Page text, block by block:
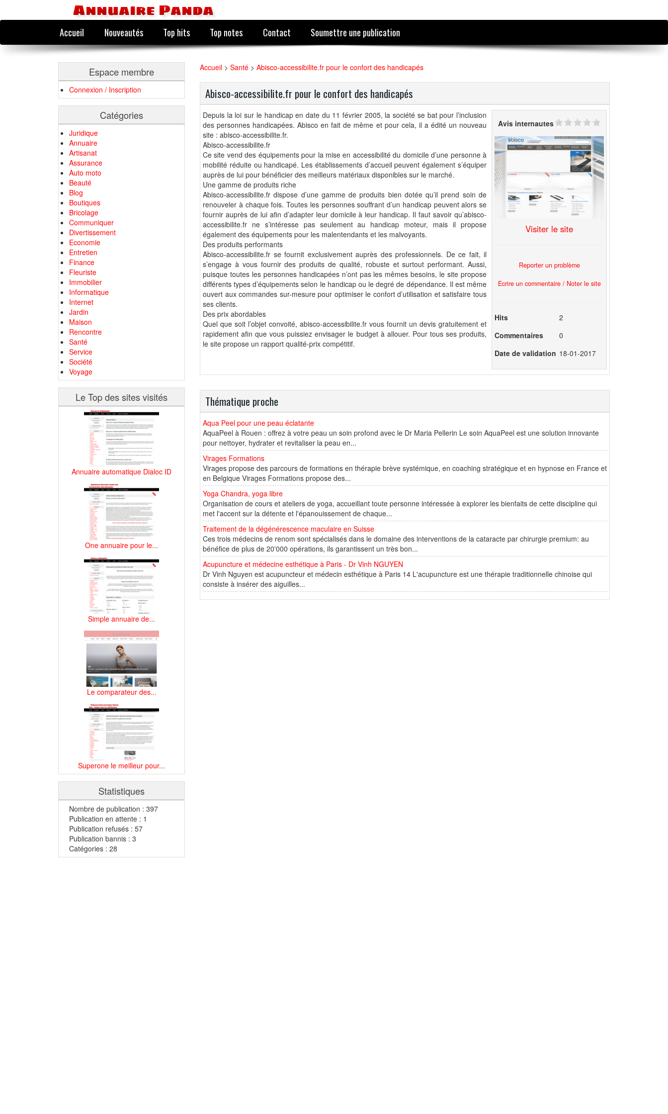
Annuaire Panda
Accueil Nouveautés Top hits Top notes Contact Soumettre une publication
Espace membre
Connexion / Inscription
Catégories
Juridique
Annuaire
Artisanat
Assurance
Auto moto
Beauté
Blog
Boutiques
Bricolage
Communiquer
Divertissement
Economie
Entretien
Finance
Fleuriste
Immobilier
Informatique
Internet
Jardin
Maison
Rencontre
Santé
Service
Société
Voyage
Le Top des sites visités
Annuaire automatique Dialoc ID
One annuaire pour le...
Simple annuaire de...
Le comparateur des...
Superone le meilleur pour...
Statistiques
Nombre de publication : 397
Publication en attente : 1
Publication refusés : 57
Publication bannis : 3
Catégories : 28
Accueil > Santé > Abisco-accessibilite.fr pour le confort des handicapés
Abisco-accessibilite.fr pour le confort des handicapés
Depuis la loi sur le handicap en date du 11 février 2005, la société se bat pour l’inclusion
des personnes handicapées. Abisco en fait de même et pour cela, il a édité un nouveau
site : abisco-accessibilite.fr.
Abisco-accessibilite.fr
Ce site vend des équipements pour la mise en accessibilité du domicile d’une personne à
mobilité réduite ou handicapé. Les établissements d’accueil peuvent également s’équiper
auprès de lui pour bénéficier des meilleurs matériaux disponibles sur le marché.
Une gamme de produits riche
Abisco-accessibilite.fr dispose d’une gamme de produits bien dotée qu’il prend soin de
renouveler à chaque fois. Toutes les personnes souffrant d’un handicap peuvent alors se
fournir auprès de lui afin d’adapter leur domicile à leur handicap. Il faut savoir qu’abisco-
accessibilite.fr ne s’intéresse pas seulement au handicap moteur, mais il propose
également des équipements pour les malentendants et les malvoyants.
Des produits performants
Abisco-accessibilite.fr se fournit exclusivement auprès des professionnels. De ce fait, il
s’engage à vous fournir des produits de qualité, robuste et surtout performant. Aussi,
puisque toutes les personnes handicapées n’ont pas les mêmes besoins, le site propose
différents types d’équipements selon le handicap ou le degré de dépendance. Il est même
ouvert aux commandes sur-mesure pour optimiser le confort d’utilisation et satisfaire tous
ses clients.
Des prix abordables
Quel que soit l’objet convoité, abisco-accessibilite.fr vous fournit un devis gratuitement et
rapidement afin que vous puissiez envisager le budget à allouer. Pour tous ses produits,
le site propose un rapport qualité-prix compétitif.
Avis internautes
Visiter le site
Reporter un problème
Ecrire un commentaire / Noter le site
Hits
2
Commentaires
0
Date de validation 18-01-2017
Thématique proche
Aqua Peel pour une peau éclatante
AquaPeel à Rouen : offrez à votre peau un soin profond avec le Dr Maria Pellerin Le soin AquaPeel est une solution innovante
pour nettoyer, hydrater et revitaliser la peau en...
Virages Formations
Virages propose des parcours de formations en thérapie brève systémique, en coaching stratégique et en hypnose en France et
en Belgique Virages Formations propose des...
Yoga Chandra, yoga libre
Organisation de cours et ateliers de yoga, accueillant toute personne intéressée à explorer les bienfaits de cette discipline qui
met l'accent sur la détente et l'épanouissement de chaque...
Traitement de la dégénérescence maculaire en Suisse
Ces trois médecins de renom sont spécialisés dans le domaine des interventions de la cataracte par chirurgie premium: au
bénéfice de plus de 20'000 opérations, ils garantissent un très bon...
Acupuncture et médecine esthétique à Paris - Dr Vinh NGUYEN
Dr Vinh Nguyen est acupuncteur et médecin esthétique à Paris 14 L'acupuncture est une thérapie traditionnelle chinoise qui
consiste à insérer des aiguilles...